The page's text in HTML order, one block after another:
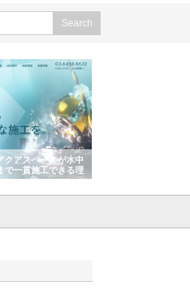
株式会社地盤調査事務所が選ば
れ続ける理由と建設コンサルの
強み